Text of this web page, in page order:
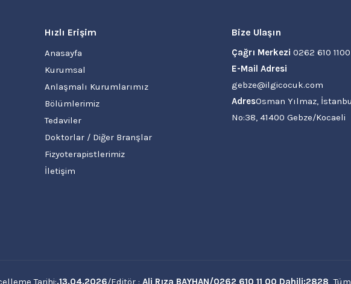
Hızlı Erişim
Anasayfa
Kurumsal
Anlaşmalı Kurumlarımız
Bölümlerimiz
Tedaviler
Doktorlar / Diğer Branşlar
Fizyoterapistlerimiz
İletişim
Bize Ulaşın
Çağrı Merkezi 0262 610 1100
E-Mail Adresi
gebze@ilgicocuk.com
AdresOsman Yılmaz,
No:38, 41400 Gebze/Kocaeli
Tarihi:.13.04.2026/Editör : Ali Rıza BAYHAN/0262 610 11 00 Dahili:2828